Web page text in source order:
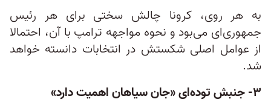
به هر روی، کرونا چالش سختی برای هر رئیس‌
جمهوری‌ای می‌بود و نحوه مواجهه ترامپ با آن، احتمالا
از عوامل اصلی شکستش در انتخابات دانسته خواهد
شد.
۳- جنبش توده‌ای «جان سیاهان اهمیت دارد»